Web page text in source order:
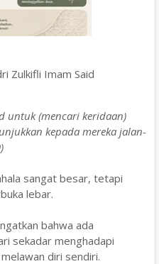
Zulkifli Imam Said
untuk (mencari keridaan)
kepada mereka jalan-
sangat besar, tetapi
lebar.
sekadar menghadapi
diri sendiri.